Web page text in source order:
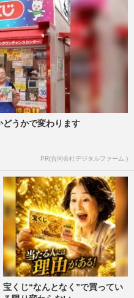
どうかで変わります
PR(合同会社デジタルファーム )
宝くじ“なんとなく”で買ってい